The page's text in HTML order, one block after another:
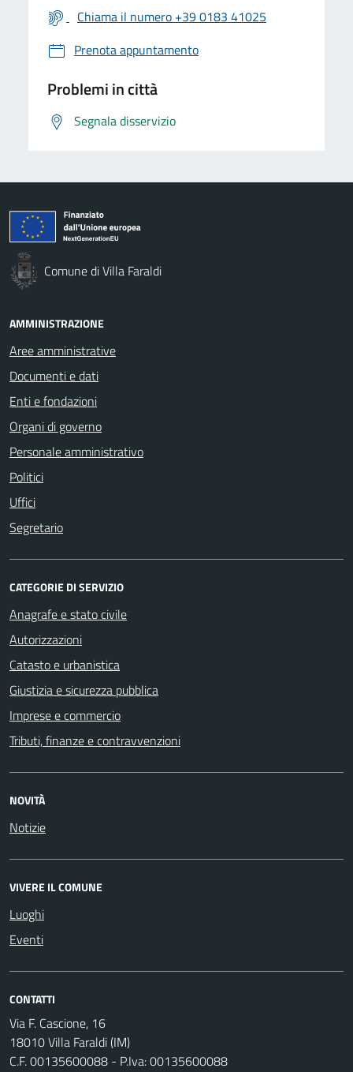
Chiama il numero +39 0183 41025
Prenota appuntamento
Problemi in città
Segnala disservizio
Comune di Villa Faraldi
AMMINISTRAZIONE
Aree amministrative
Documenti e dati
Enti e fondazioni
Organi di governo
Personale amministrativo
Politici
Uffici
Segretario
CATEGORIE DI SERVIZIO
Anagrafe e stato civile
Autorizzazioni
Catasto e urbanistica
Giustizia e sicurezza pubblica
Imprese e commercio
Tributi, finanze e contravvenzioni
NOVITÀ
Notizie
VIVERE IL COMUNE
Luoghi
Eventi
CONTATTI
Via F. Cascione, 16
18010 Villa Faraldi (IM)
C.F. 00135600088 - P.Iva: 00135600088